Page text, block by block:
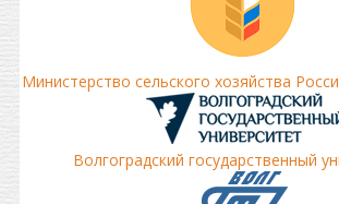
Министерство сельского хозяйства
Волгоградский государственный